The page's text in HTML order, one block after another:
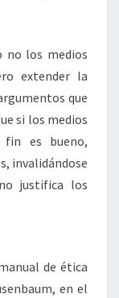
no los medios
extender la
que
si los medios
fin es bueno,
invalidándose
justifica los
de ética
en el